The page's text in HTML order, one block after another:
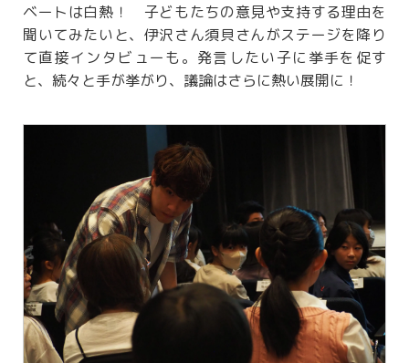
ベートは白熱！ 子どもたちの意見や支持する理由を
聞いてみたいと、伊沢さん須貝さんがステージを降り
て直接インタビューも。発言したい子に挙手を促す
と、続々と手が挙がり、議論はさらに熱い展開に！